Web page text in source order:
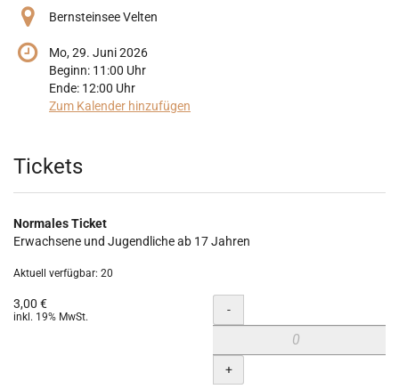
Bernsteinsee Velten
Mo, 29. Juni 2026
Beginn: 11:00 Uhr
Ende: 12:00 Uhr
Zum Kalender hinzufügen
Produkte
Tickets
Normales Ticket
Erwachsene und Jugendliche ab 17 Jahren
Aktuell verfügbar: 20
3,00 €
inkl. 19% MwSt. Menge
-
+